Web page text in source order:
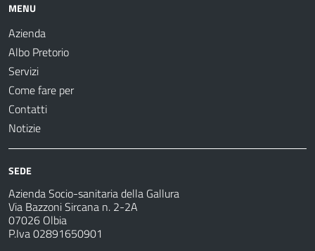
MENU
Azienda
Albo Pretorio
Servizi
Come fare per
Contatti
Notizie
SEDE
Azienda Socio-sanitaria della Gallura
Via Bazzoni Sircana n. 2-2A
07026 Olbia
P.Iva 02891650901